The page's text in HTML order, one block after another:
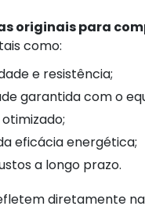
originais para
como:
e resistência;
garantida com o
otimizado;
eficácia energética;
a longo prazo.
diretamente